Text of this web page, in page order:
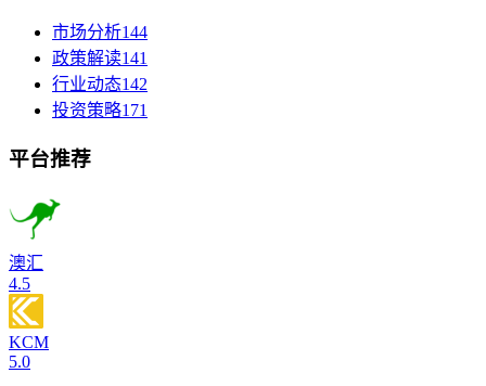
市场分析144
政策解读141
行业动态142
投资策略171
平台推荐
澳汇
4.5
KCM
5.0